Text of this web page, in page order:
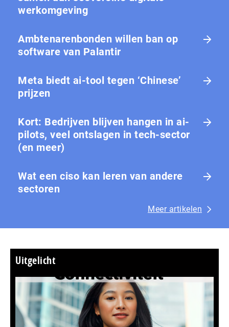
werkomgeving
Ambtenarenbonden willen ban op
software van Palantir
Meta biedt ai-tool tegen ‘Chinese’
prijzen
Kort: Bedrijven blijven hangen in ai-
pilots, veel ontslagen in tech-sector
(en meer)
Wat een ciso kan leren van andere
sectoren
Meer artikelen
Uitgelicht